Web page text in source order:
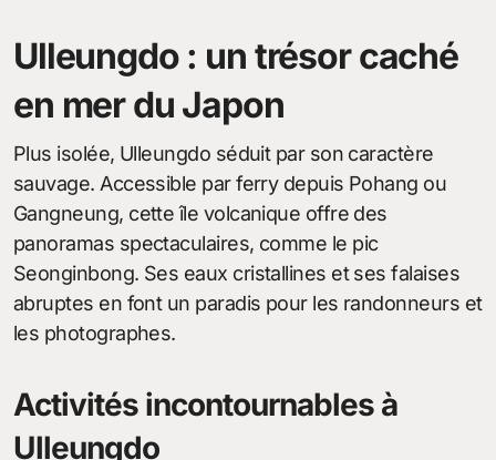
Ulleungdo : un trésor caché
en mer du Japon
Plus isolée, Ulleungdo séduit par son caractère
sauvage. Accessible par ferry depuis Pohang ou
Gangneung, cette île volcanique offre des
panoramas spectaculaires, comme le pic
Seonginbong. Ses eaux cristallines et ses falaises
abruptes en font un paradis pour les randonneurs et
les photographes.
Activités incontournables à
Ulleungdo